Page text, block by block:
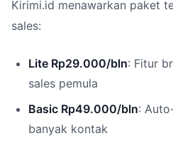
Kirimi.id menawarkan paket
sales:
Lite Rp29.000/bln: Fitur
sales pemula
Basic Rp49.000/bln:
banyak kontak